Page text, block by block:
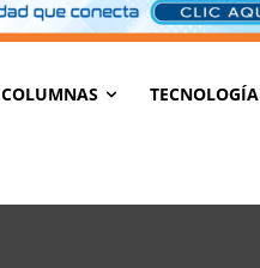
COLUMNAS TECNOLOGÍA